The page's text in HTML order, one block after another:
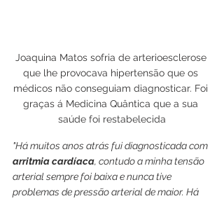
Joaquina Matos sofria de arterioesclerose
que lhe provocava hipertensão que os
médicos não conseguiam diagnosticar. Foi
graças á Medicina Quântica que a sua
saúde foi restabelecida
"Há muitos anos atrás fui diagnosticada com
arritmia cardíaca, contudo a minha tensão
arterial sempre foi baixa e nunca tive
problemas de pressão arterial de maior. Há